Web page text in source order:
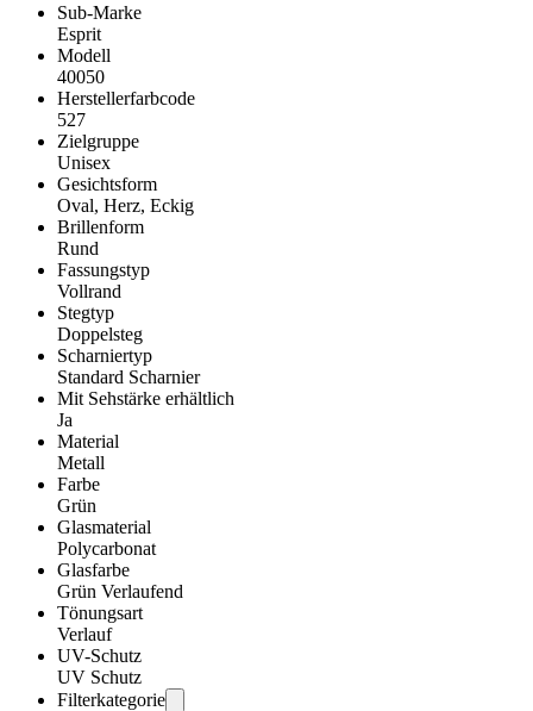
Sub-Marke
Esprit
Modell
40050
Herstellerfarbcode
527
Zielgruppe
Unisex
Gesichtsform
Oval, Herz, Eckig
Brillenform
Rund
Fassungstyp
Vollrand
Stegtyp
Doppelsteg
Scharniertyp
Standard Scharnier
Mit Sehstärke erhältlich
Ja
Material
Metall
Farbe
Grün
Glasmaterial
Polycarbonat
Glasfarbe
Grün Verlaufend
Tönungsart
Verlauf
UV-Schutz
UV Schutz
Filterkategorie